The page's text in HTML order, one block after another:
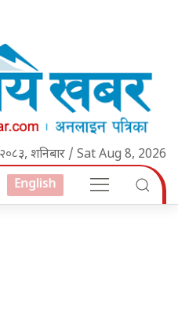
२०८३, शनिबार / Sat Aug 8, 2026
English